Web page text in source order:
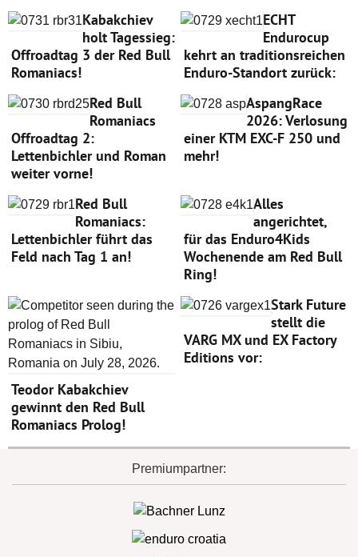
Kabakchiev
holt Tagessieg:
Offroadtag 3 der Red Bull
Romaniacs!
ECHT
Endurocup
kehrt an traditionsreichen
Enduro-Standort zurück:
Red Bull
Romaniacs
Offroadtag 2:
Lettenbichler und Roman
weiter vorne!
AspangRace
2026: Verlosung
einer KTM EXC-F 250 und
mehr!
Red Bull
Romaniacs:
Lettenbichler führt das
Feld nach Tag 1 an!
Alles
angerichtet,
für das Enduro4Kids
Wochenende am Red Bull
Ring!
Teodor Kabakchiev
gewinnt den Red Bull
Romaniacs Prolog!
Stark Future
stellt die
VARG MX und EX Factory
Editions vor:
Premiumpartner: